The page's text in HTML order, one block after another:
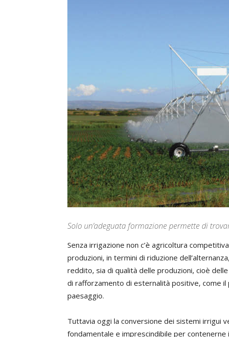
Solo un’adeguata formazione permette di
Senza irrigazione non c’è agricoltura
produzioni, in termini di riduzione
reddito, sia di qualità delle produzioni, cioè
di rafforzamento di esternalità positive, come
paesaggio.
Tuttavia oggi la conversione dei sistemi irrigui
fondamentale e imprescindibile per